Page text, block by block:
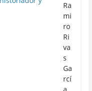
Ra
mi
ro
Ri
va
s
Ga
rcí